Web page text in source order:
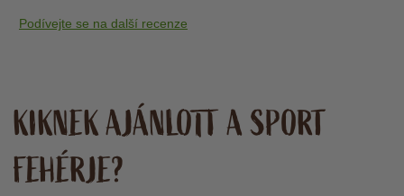
Podívejte se na další recenze
KIKNEK AJÁNLOTT A SPORT
FEHÉRJE?